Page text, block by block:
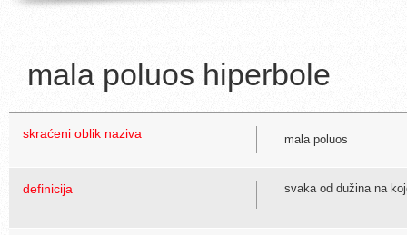
mala poluos hiperbole
skraćeni oblik naziva mala poluos
definicija svaka od dužina na